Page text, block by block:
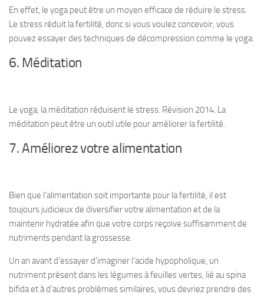
En effet, le yoga peut être un moyen efficace de réduire le stress.
Le stress réduit la fertilité, donc si vous voulez concevoir, vous
pouvez essayer des techniques de décompression comme le yoga.
6. Méditation
Le yoga, la méditation réduisent le stress. Révision 2014. La
méditation peut être un outil utile pour améliorer la fertilité.
7. Améliorez votre alimentation
Bien que l’alimentation soit importante pour la fertilité, il est
toujours judicieux de diversifier votre alimentation et de la
maintenir hydratée afin que votre corps reçoive suffisamment de
nutriments pendant la grossesse.
Un an avant d’essayer d’imaginer l’acide hypopholique, un
nutriment présent dans les légumes à feuilles vertes, lié au spina
bifida et à d’autres problèmes similaires, vous devriez prendre des